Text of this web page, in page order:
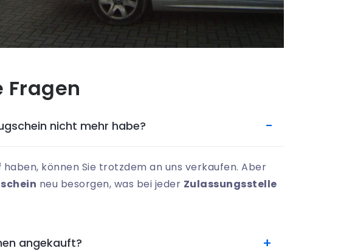
nicht mehr habe?
haben, können Sie trotzdem an uns verkaufen. Aber
neu besorgen, was bei jeder Zulassungsstelle
angekauft?